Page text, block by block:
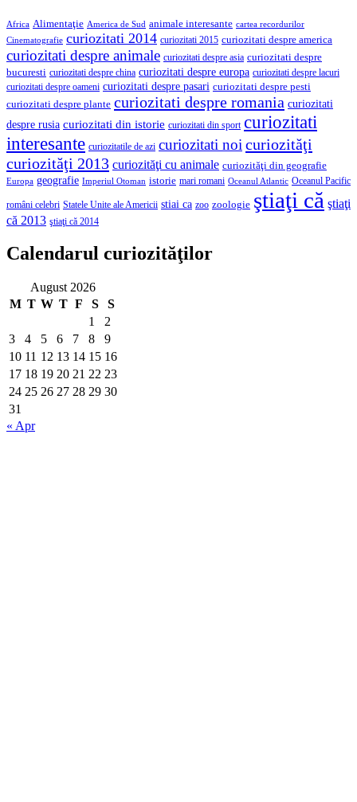
Africa Alimentaţie America de Sud animale interesante cartea recordurilor
Cinematografie curiozitati 2014 curiozitati 2015 curiozitati despre america
curiozitati despre animale curiozitati despre asia curiozitati despre
bucuresti curiozitati despre china curiozitati despre europa curiozitati despre lacuri
curiozitati despre oameni curiozitati despre pasari curiozitati despre pesti
curiozitati despre plante curiozitati despre romania curiozitati
despre rusia curiozitati din istorie curiozitati din sport curiozitati
interesante curiozitatile de azi curiozitati noi curiozităţi
curiozităţi 2013 curiozităţi cu animale curiozităţi din geografie
Europa geografie Imperiul Otoman istorie mari romani Oceanul Atlantic Oceanul Pacific
români celebri Statele Unite ale Americii stiai ca zoo zoologie ştiaţi că ştiaţi
că 2013 ştiaţi că 2014
Calendarul curiozităţilor
August 2026
M T W T F S
S
1
2
3
4 5 6 7 8
9
10 11 12 13 14 15 16
17 18 19 20 21 22 23
24 25 26 27 28 29 30
31
« Apr